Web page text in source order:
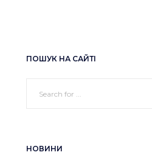
ПОШУК НА САЙТІ
НОВИНИ